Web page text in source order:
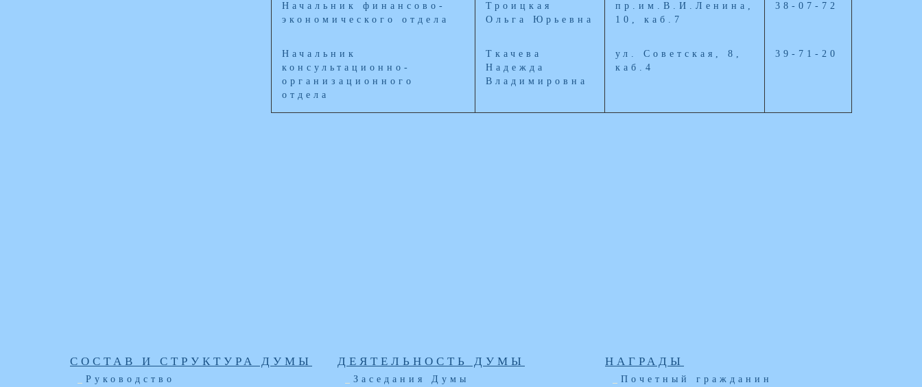
Начальник финансово-
экономического отдела
Троицкая
Ольга Юрьевна
пр.им.В.И.Ленина,
10, каб.7
38-07-72
Начальник
консультационно-
организационного
отдела
Ткачева
Надежда
Владимировна
ул. Советская, 8,
каб.4
39-71-20
СОСТАВ И СТРУКТУРА ДУМЫ
Руководство
ДЕЯТЕЛЬНОСТЬ ДУМЫ
Заседания Думы
НАГРАДЫ
Почетный гражданин